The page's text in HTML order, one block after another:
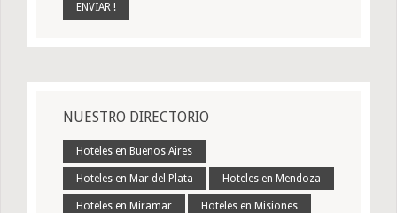
NUESTRO DIRECTORIO
Hoteles en Buenos Aires
Hoteles en Mar del Plata Hoteles en Mendoza
Hoteles en Miramar Hoteles en Misiones